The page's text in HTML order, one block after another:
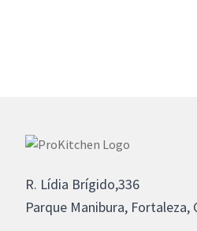
R. Lídia Brígido,336
Parque Manibura, Fortaleza,